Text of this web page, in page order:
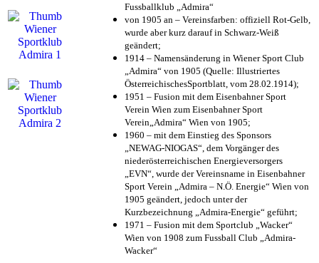
Fussballklub „Admira“
von 1905 an – Vereinsfarben: offiziell Rot-Gelb,
wurde aber kurz darauf in Schwarz-Weiß
geändert;
1914 – Namensänderung in Wiener Sport Club
„Admira“ von 1905 (Quelle: Illustriertes
ÖsterreichischesSportblatt, vom 28.02.1914);
1951 – Fusion mit dem Eisenbahner Sport
Verein Wien zum Eisenbahner Sport
Verein„Admira“ Wien von 1905;
1960 – mit dem Einstieg des Sponsors
„NEWAG-NIOGAS“, dem Vorgänger des
niederösterreichischen Energieversorgers
„EVN“, wurde der Vereinsname in Eisenbahner
Sport Verein „Admira – N.Ö. Energie“ Wien von
1905 geändert, jedoch unter der
Kurzbezeichnung „Admira-Energie“ geführt;
1971 – Fusion mit dem Sportclub „Wacker“
Wien von 1908 zum Fussball Club „Admira-
Wacker“